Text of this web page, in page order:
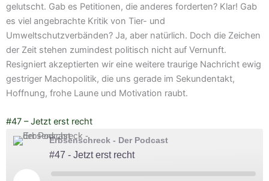
gelutscht. Gab es Petitionen, die anderes forderten? Klar! Gab
es viel angebrachte Kritik von Tier- und
Umweltschutzverbänden? Ja, aber natürlich. Doch die Zeichen
der Zeit stehen zumindest politisch nicht auf Vernunft.
Resigniert akzeptierten wir eine weitere traurige Nachricht ewig
gestriger Machopolitik, die uns gerade im Sekundentakt,
Hoffnung, frohe Laune und Motivation raubt.
#47 – Jetzt erst recht
Erbsenschreck - Der Podcast
#47 - Jetzt erst recht